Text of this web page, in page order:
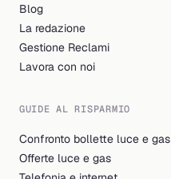
Blog
La redazione
Gestione Reclami
Lavora con noi
GUIDE AL RISPARMIO
Confronto bollette luce e gas
Offerte luce e gas